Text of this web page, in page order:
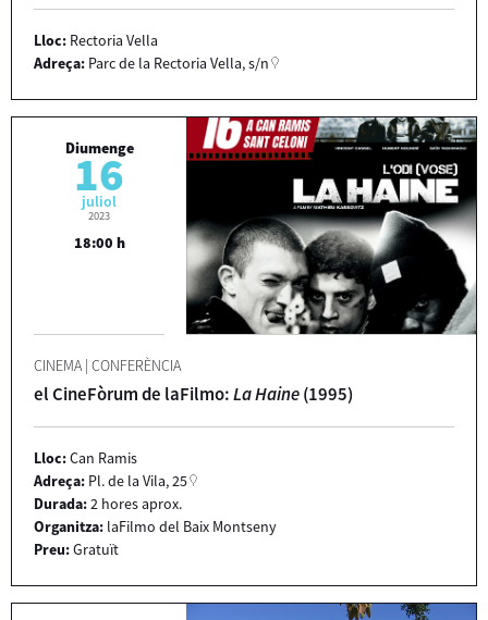
Lloc: Rectoria Vella
Adreça: Parc de la Rectoria Vella, s/n
Diumenge
16
juliol
2023
18:00 h
CINEMA | CONFERÈNCIA
el CineFòrum de laFilmo:La Haine(1995)
Lloc:Can Ramis
Adreça: Pl. de la Vila, 25
Durada:2 hores aprox.
Organitza: laFilmo del Baix Montseny
Preu:Gratuït